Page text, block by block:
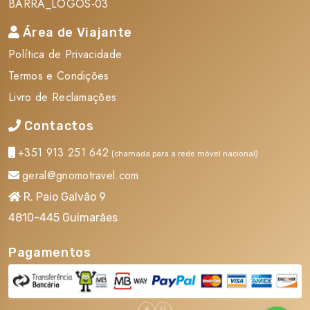
Seguro Multiviagens Essencial Seguro Multiviagens
Essencial
Taxas hoteleiras de turismo, serviço e IVA Taxas
hoteleiras de turismo, serviço e IVA
Taxas de aviação, sujeitas a alteração Taxas de
Taxa Turística a pagar localmente Taxa Turística a
pagar localmente
Despesas de carácter pessoal e quaisquer serviços
pessoal e quaisquer serviços não mencionados como
incluídos
BARRA_LOGOS-03
Área de Viajante
Política de Privacidade
Termos e Condições
Livro de Reclamações
Contactos
+351 913 251 642 (chamada para a rede móvel nacional)
geral@gnomotravel.com
R. Paio Galvão 9
4810-445 Guimarães
Pagamentos